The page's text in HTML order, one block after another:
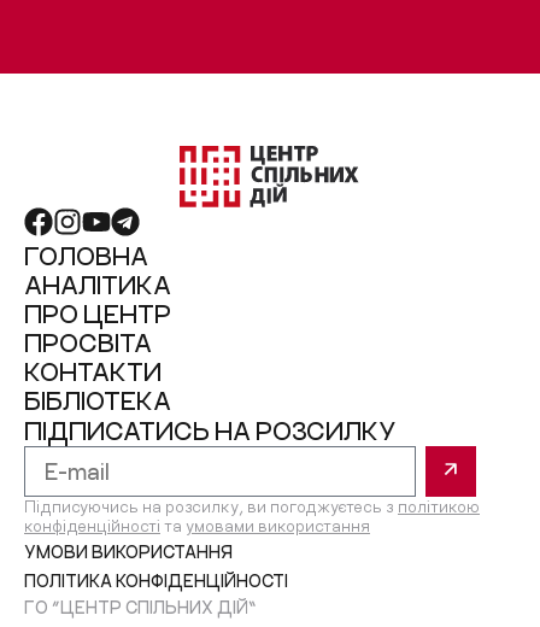
ГОЛОВНА
АНАЛІТИКА
ПРО ЦЕНТР
ПРОСВІТА
КОНТАКТИ
БІБЛІОТЕКА
ПІДПИСАТИСЬ НА РОЗСИЛКУ
Підписуючись на розсилку, ви погоджуєтесь з політикою
конфіденційності та умовами використання
ГО “ЦЕНТР СПІЛЬНИХ ДІЙ”
УМОВИ ВИКОРИСТАННЯ
ПОЛІТИКА КОНФІДЕНЦІЙНОСТІ